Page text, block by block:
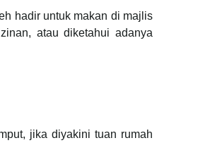
hadir untuk makan di majlis
atau diketahui adanya
jika diyakini tuan rumah